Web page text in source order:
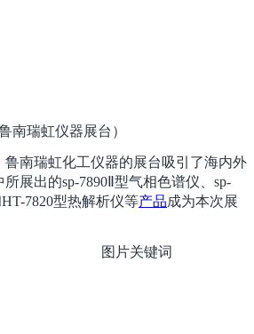
鲁南瑞虹仪器展台）
鲁南瑞虹化工仪器的展台吸引了海内外
展出的sp-7890Ⅱ型气相色谱仪、sp-
7820型热解析仪等产品成为本次展